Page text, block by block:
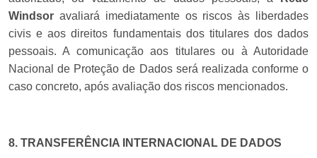
Windsor avaliará imediatamente os riscos às liberdades
civis e aos direitos fundamentais dos titulares dos dados
pessoais. A comunicação aos titulares ou à Autoridade
Nacional de Proteção de Dados será realizada conforme o
caso concreto, após avaliação dos riscos mencionados.
8. TRANSFERÊNCIA INTERNACIONAL DE DADOS